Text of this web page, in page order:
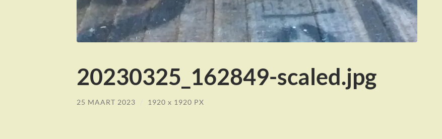
20230325_162849-scaled.jpg
25 MAART 2023 1920 x 1920 PX